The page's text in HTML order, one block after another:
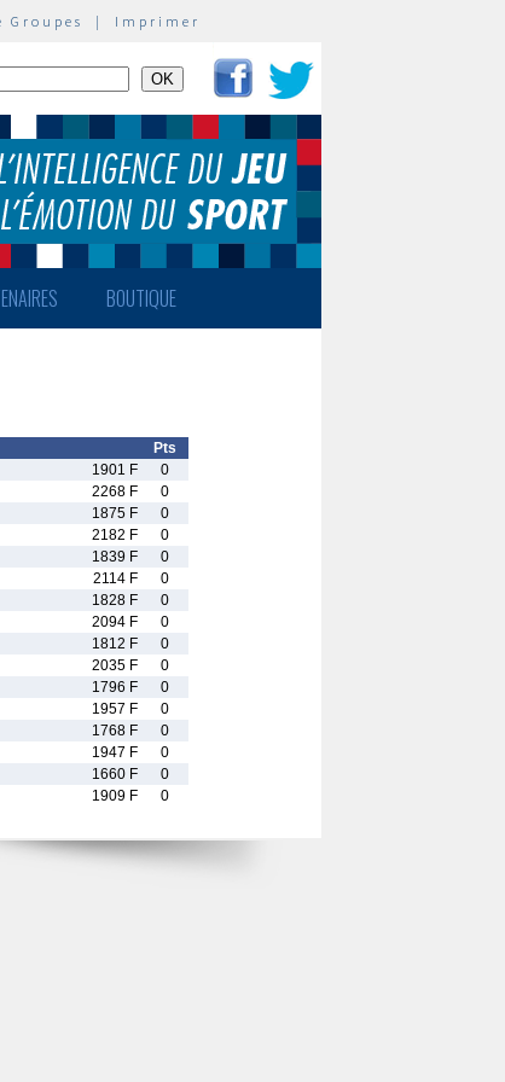
Groupes | Imprimer
BOUTIQUE
Pts
1901 F
0
2268 F
0
1875 F
0
2182 F
0
1839 F
0
2114 F
0
1828 F
0
2094 F
0
1812 F
0
2035 F
0
1796 F
0
1957 F
0
1768 F
0
1947 F
0
1660 F
0
1909 F 0